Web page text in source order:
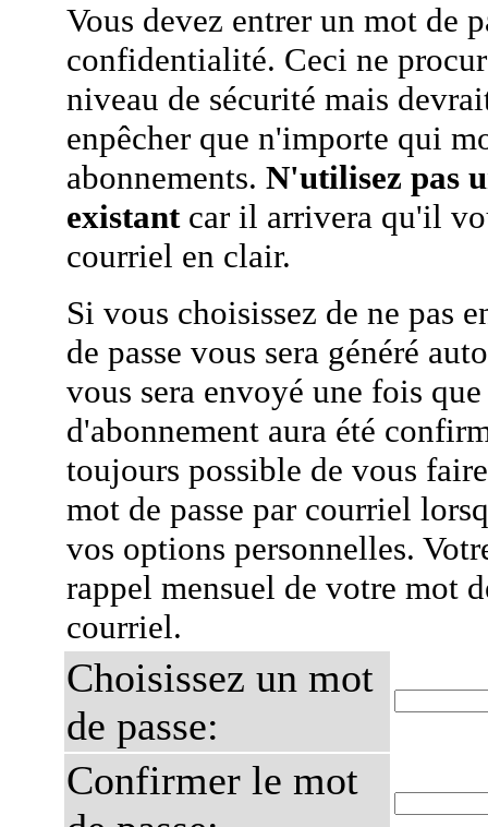
Vous devez entrer un mot de
confidentialité. Ceci ne
niveau de sécurité mais
enpêcher que n'importe qui
abonnements. N'utilisez pas
existantcar il arrivera qu'il
courriel en clair.
Si vous choisissez de ne pas
de passe vous sera généré
vous sera envoyé une fois
d'abonnement aura été
toujours possible de vous
mot de passe par courriel
vos options personnelles.
rappel mensuel de votre mot
courriel.
Choisissez un mot
de passe:
Confirmer le mot